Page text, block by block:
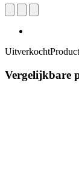
Uitverkocht
Vergelijkbare